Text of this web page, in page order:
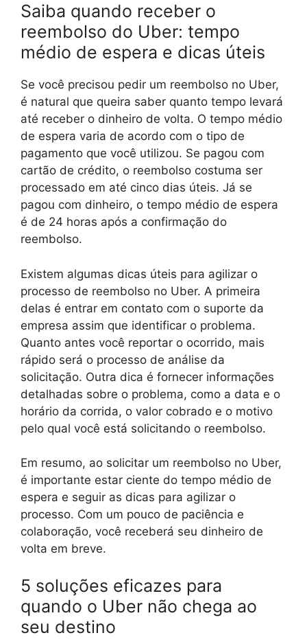
Saiba quando receber o
reembolso do Uber: tempo
médio de espera e dicas úteis
Se você precisou pedir um reembolso no Uber,
é natural que queira saber quanto tempo levará
até receber o dinheiro de volta. O tempo médio
de espera varia de acordo com o tipo de
pagamento que você utilizou. Se pagou com
cartão de crédito, o reembolso costuma ser
processado em até cinco dias úteis. Já se
pagou com dinheiro, o tempo médio de espera
é de 24 horas após a confirmação do
reembolso.
Existem algumas dicas úteis para agilizar o
processo de reembolso no Uber. A primeira
delas é entrar em contato com o suporte da
empresa assim que identificar o problema.
Quanto antes você reportar o ocorrido, mais
rápido será o processo de análise da
solicitação. Outra dica é fornecer informações
detalhadas sobre o problema, como a data e o
horário da corrida, o valor cobrado e o motivo
pelo qual você está solicitando o reembolso.
Em resumo, ao solicitar um reembolso no Uber,
é importante estar ciente do tempo médio de
espera e seguir as dicas para agilizar o
processo. Com um pouco de paciência e
colaboração, você receberá seu dinheiro de
volta em breve.
5 soluções eficazes para
quando o Uber não chega ao
seu destino